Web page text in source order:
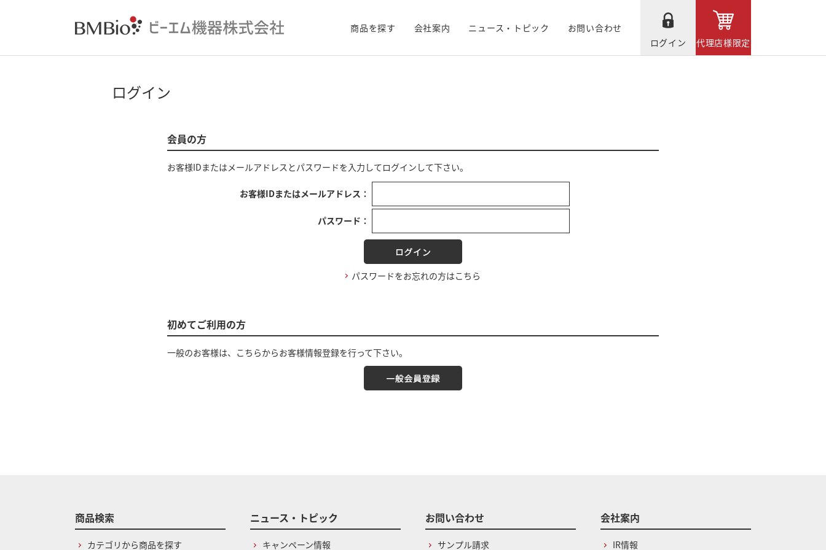
商品を探す 会社案内 ニュース・トピック
お問い合わせ
ログイン
代理店様限定
ログイン
会員の方
お客様IDまたはメールアドレス とパスワードを入力してログインして下さい。
お客様IDまたはメールアドレス：
パスワード：
パスワードをお忘れの方はこちら
初めてご利用の方
一般のお客様は、こちらからお客様情報登録を行って下さい。
商品検索
カテゴリから商品を探す
ニュース・トピック
キャンペーン情報
お問い合わせ
サンプル請求
会社案内
IR情報